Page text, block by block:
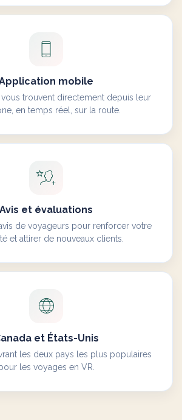
mobile
vous trouvent directement depuis leur
en temps réel, sur la route.
Avis et évaluations
de voyageurs pour renforcer votre
et attirer de nouveaux clients.
et États-Unis
les deux pays les plus populaires
les voyages en VR.